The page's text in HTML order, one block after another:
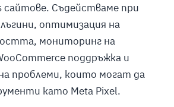
сайтове. Съдействаме при
оптимизация на
мониторинг на
поддръжка и
проблеми, които могат да
като Meta Pixel.